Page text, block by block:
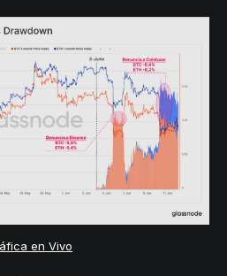
en Vivo